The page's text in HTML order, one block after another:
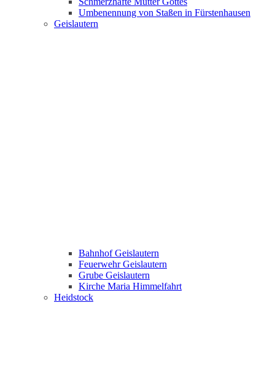
Umbenennung von Staßen in Fürstenhausen
Geislautern
Bahnhof Geislautern
Feuerwehr Geislautern
Grube Geislautern
Kirche Maria Himmelfahrt
Heidstock